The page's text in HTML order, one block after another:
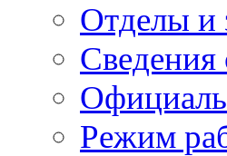
Отделы и
Сведения
Режим